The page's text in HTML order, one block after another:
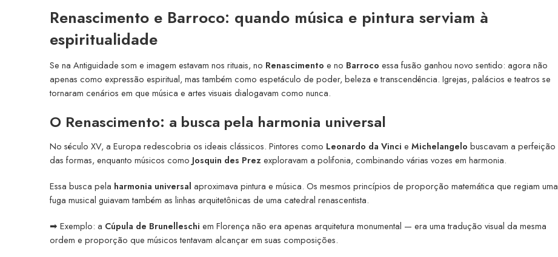
Renascimento e Barroco: quando música e pintura serviam à
espiritualidade
Se na Antiguidade som e imagem estavam nos rituais, no Renascimento e no Barroco essa fusão ganhou novo sentido: agora não
apenas como expressão espiritual, mas também como espetáculo de poder, beleza e transcendência. Igrejas, palácios e teatros se
tornaram cenários em que música e artes visuais dialogavam como nunca.
O Renascimento: a busca pela harmonia universal
No século XV, a Europa redescobria os ideais clássicos. Pintores como Leonardo da Vinci e Michelangelo buscavam a perfeição
das formas, enquanto músicos como Josquin des Prezexploravam a polifonia, combinando várias vozes em harmonia.
Essa busca pela harmonia universal aproximava pintura e música. Os mesmos princípios de proporção matemática que regiam uma
fuga musical guiavam também as linhas arquitetônicas de uma catedral renascentista.
➡ Exemplo: a Cúpula de Brunelleschi em Florença não era apenas arquitetura monumental — era uma tradução visual da mesma
ordem e proporção que músicos tentavam alcançar em suas composições.